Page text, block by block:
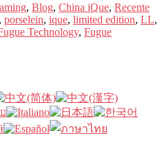
, Blog, China iQue, Recente
, porselein, ique, limited edition, LL,
Technology, Fugue